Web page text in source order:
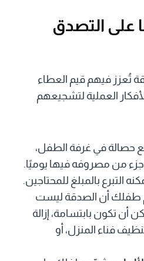
على التصدق
تُعزز فيهم قيم العطاء
العملية لتشجيعهم
حصالة في غرفة الطفل،
من مصروفه فيها يوميًا.
التبرع بالمبلغ للمحتاجين.
طفلك أن الصدقة ليست
أن تكون بابتسامة، إزالة
فناء المنزل، أو